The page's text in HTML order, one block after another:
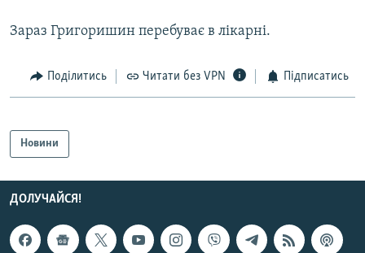
Зараз Григоришин перебуває в лікарні.
Поділитись Читати без VPN Підписатись
Новини
ДОЛУЧАЙСЯ!